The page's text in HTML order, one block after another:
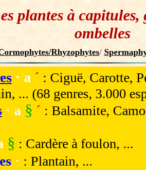
plantes à capitules,
ombelles
Rhyzophytes/
· a ´ : Ciguë, Carotte,
... (68 genres, 3.000
· a § ´ : Balsamite,
§ : Cardère à foulon, ...
· : Plantain, ...